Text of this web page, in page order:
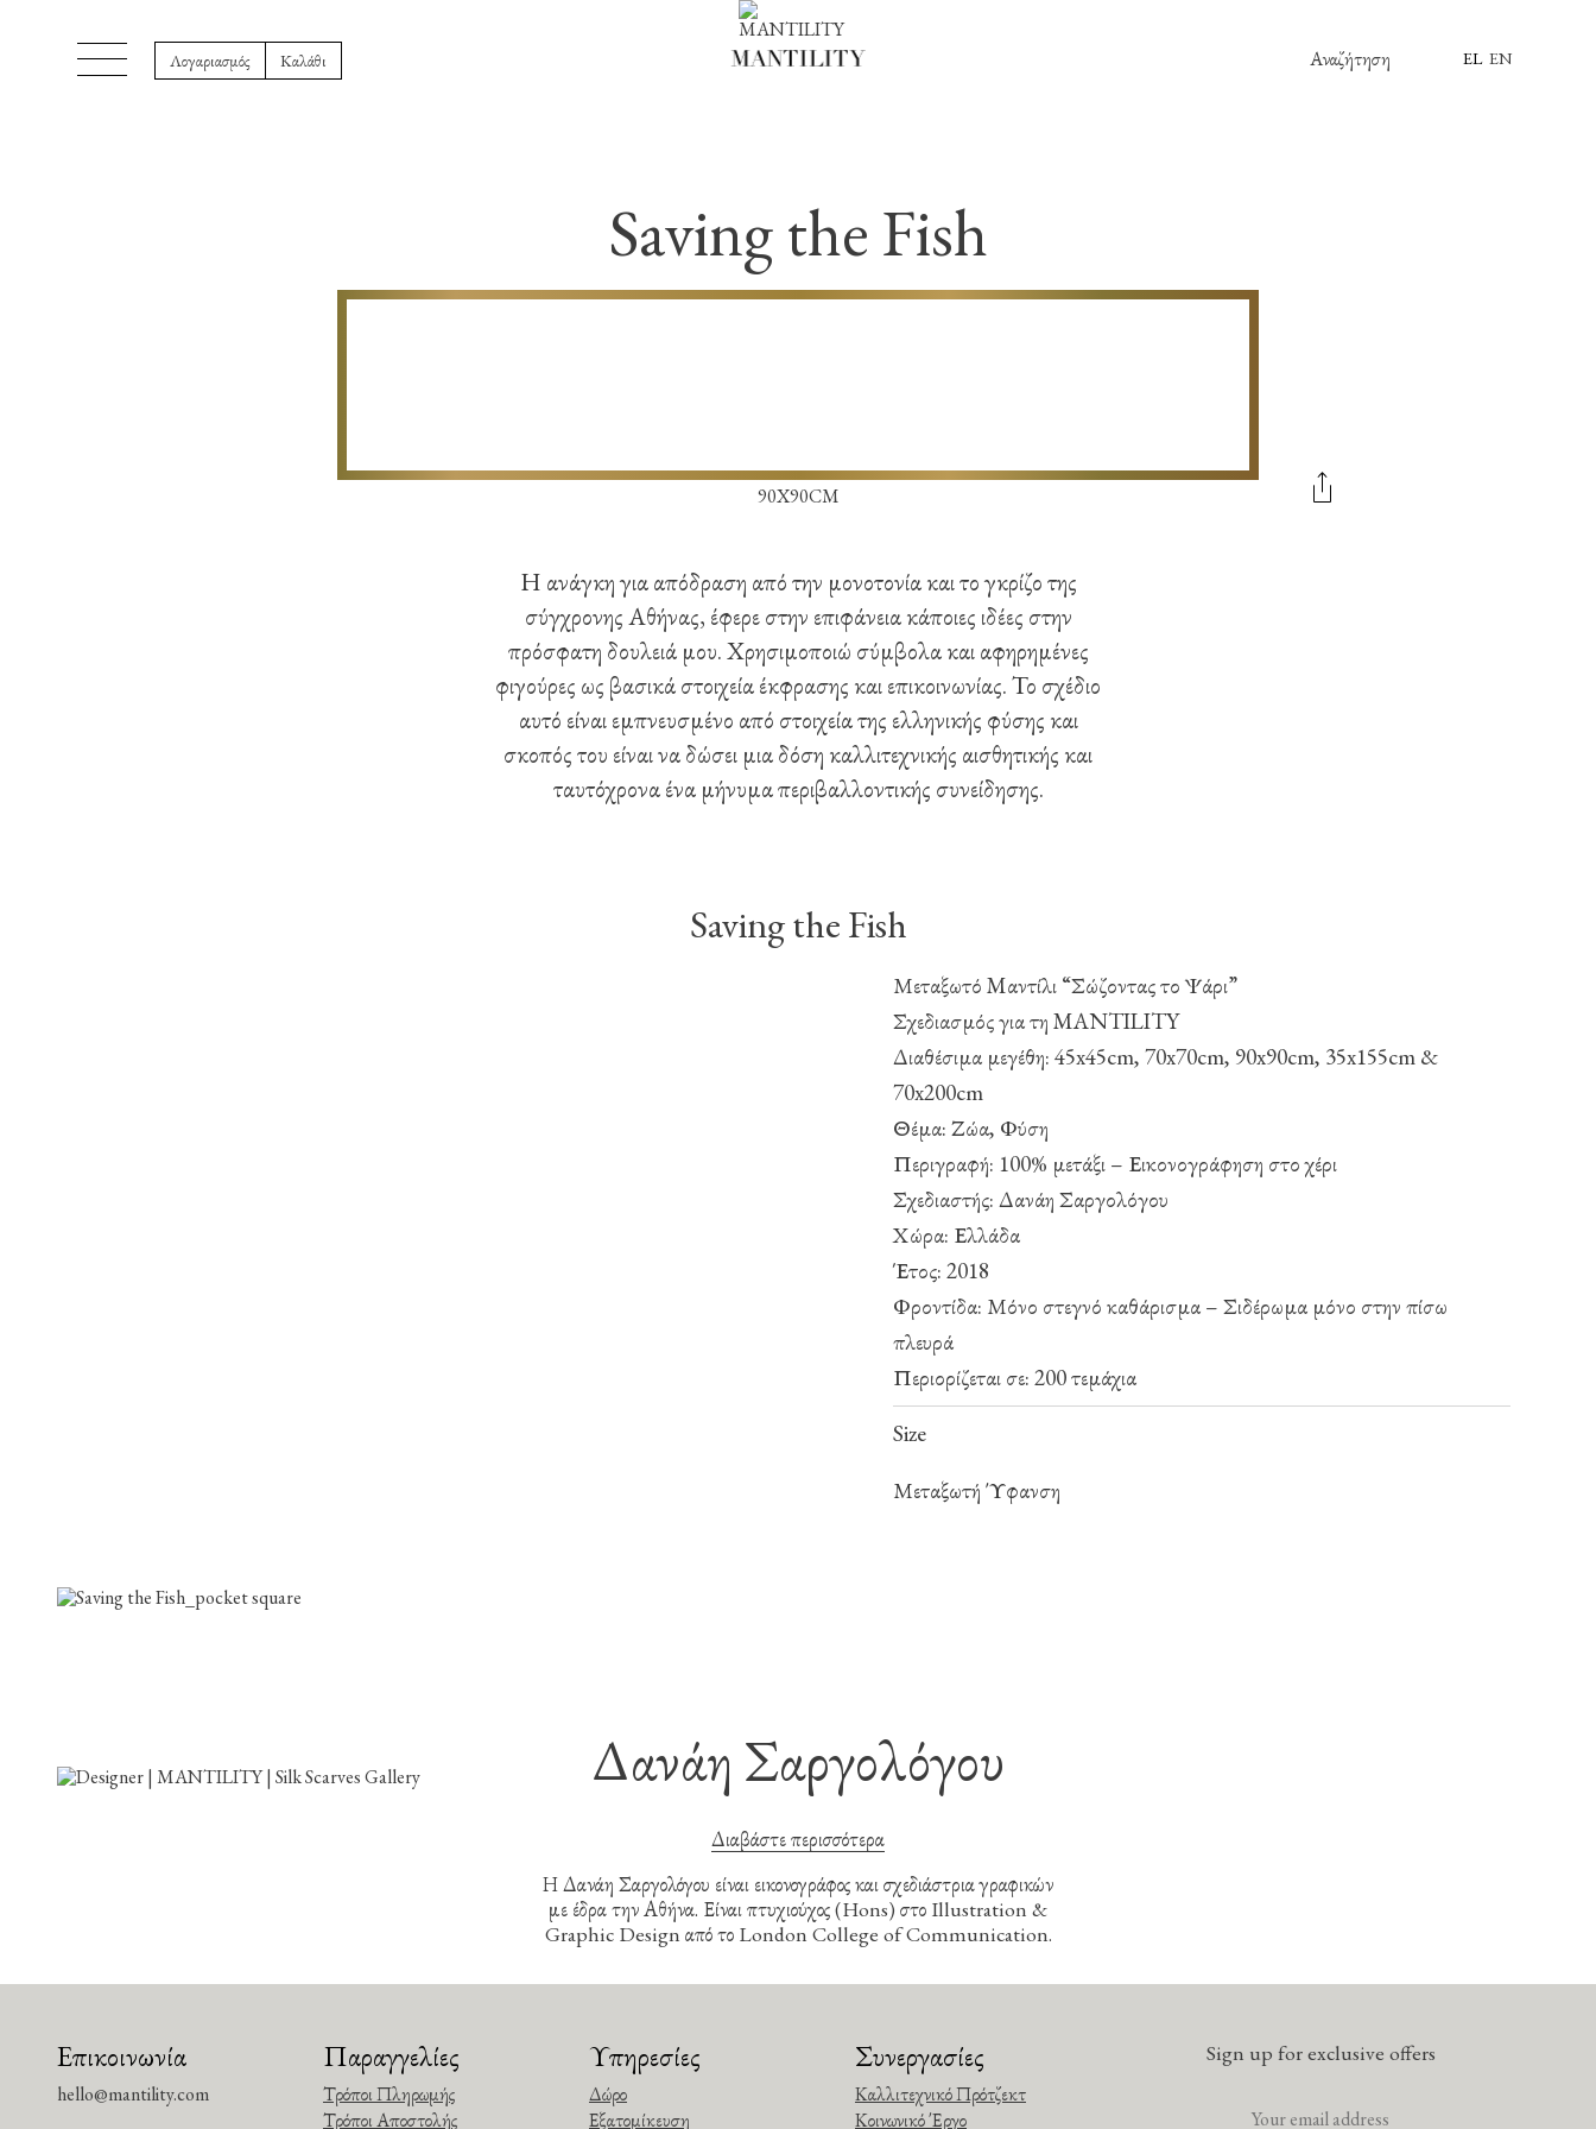
Λογαριασμός Καλάθι Αναζήτηση EL EN
Saving the Fish
90X90CM
Η ανάγκη για απόδραση από την μονοτονία και το γκρίζο της
σύγχρονης Αθήνας, έφερε στην επιφάνεια κάποιες ιδέες στην
πρόσφατη δουλειά μου. Χρησιμοποιώ σύμβολα και αφηρημένες
φιγούρες ως βασικά στοιχεία έκφρασης και επικοινωνίας. Το σχέδιο
αυτό είναι εμπνευσμένο από στοιχεία της ελληνικής φύσης και
σκοπός του είναι να δώσει μια δόση καλλιτεχνικής αισθητικής και
ταυτόχρονα ένα μήνυμα περιβαλλοντικής συνείδησης.
Saving the Fish
Μεταξωτό Mαντίλι “Σώζοντας το Ψάρι”
Σχεδιασμός για τη MANTILITY
Διαθέσιμα μεγέθη: 45x45cm, 70x70cm, 90x90cm, 35x155cm &
70x200cm
Θέμα: Ζώα, Φύση
Περιγραφή: 100% μετάξι – Εικονογράφηση στο χέρι
Σχεδιαστής: Δανάη Σαργολόγου
Χώρα: Ελλάδα
Έτος: 2018
Φροντίδα: Μόνο στεγνό καθάρισμα – Σιδέρωμα μόνο στην πίσω
πλευρά
Περιορίζεται σε: 200 τεμάχια
Size
Μεταξωτή Ύφανση
Δανάη Σαργολόγου
Διαβάστε περισσότερα
Η Δανάη Σαργολόγου είναι εικονογράφος και σχεδιάστρια γραφικών
με έδρα την Αθήνα. Είναι πτυχιούχος (Hons) στο Illustration &
Graphic Design από το London College of Communication.
Sign up for exclusive offers
Επικοινωνία
hello@mantility.com
Παραγγελίες
Τρόποι Πληρωμής
Τρόποι Αποστολής
Υπηρεσίες
Δώρο
Εξατομίκευση
Συνεργασίες
Καλλιτεχνικό Πρότζεκτ
Κοινωνικό Έργο